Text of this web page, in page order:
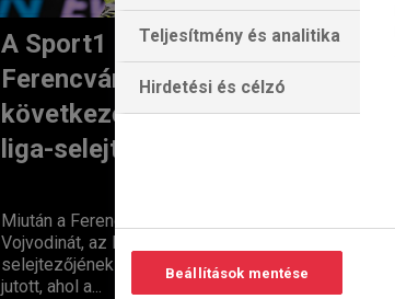
A Sport1 közvetíti a
Ferencváros
következő Európa-
liga-selejtezőjét
Miután a Ferencváros legyőzte a
Vojvodinát, az Európa Liga
selejtezőjének második körébe
jutott, ahol a...
idő:
Teljesítmény és analitika
Hirdetési és célzó
Beállítások mentése